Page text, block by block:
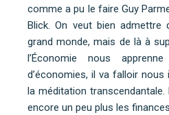
comme a pu le faire Guy
Blick. On veut bien admettre
grand monde, mais de là à
l’Économie nous
d’économies, il va falloir
la méditation
encore un peu plus les finances